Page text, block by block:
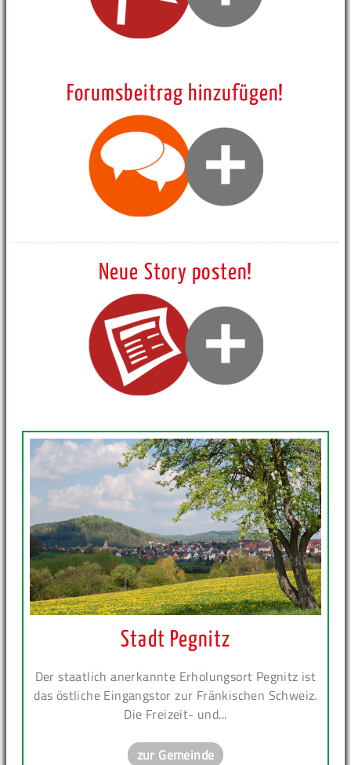
Forumsbeitrag hinzufügen!
Neue Story posten!
Stadt Pegnitz
Der staatlich anerkannte Erholungsort Pegnitz ist
das östliche Eingangstor zur Fränkischen Schweiz.
Die Freizeit- und...
zur Gemeinde